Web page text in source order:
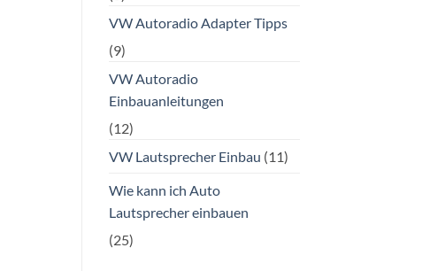
VW Autoradio Adapter Tipps
(9)
VW Autoradio
Einbauanleitungen
(12)
VW Lautsprecher Einbau (11)
Wie kann ich Auto
Lautsprecher einbauen
(25)